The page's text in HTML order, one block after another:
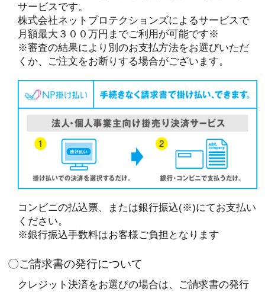
サービスです。
株式会社ネットプロテクションズによるサービスで
月額最大３００万円までご利用が可能です※
※審査の結果により別のお支払方法をお選びいただ
くか、ご注文をお断りする場合がございます。
コンビニの払込票、または銀行振込(※)にてお支払い
ください。
※銀行振込手数料はお客様ご負担となります
〇ご請求書の発行について
クレジット決済をお選びの場合は、ご請求書の発行